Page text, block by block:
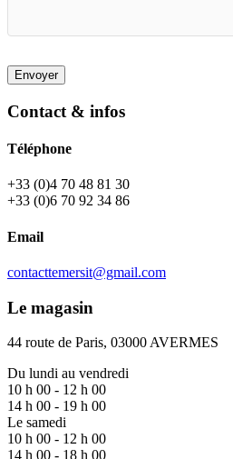
Contact & infos
Téléphone
+33 (0)4 70 48 81 30
+33 (0)6 70 92 34 86
Email
contacttemersit@gmail.com
Le magasin
44 route de Paris, 03000 AVERMES
Du lundi au vendredi
10 h 00 - 12 h 00
14 h 00 - 19 h 00
Le samedi
10 h 00 - 12 h 00
14 h 00 - 18 h 00